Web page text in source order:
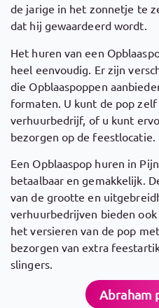
de jarige in het zonnetje te
dat hij gewaardeerd wordt.
Het huren van een
heel eenvoudig. Er zijn
die Opblaaspoppen
formaten. U kunt de pop
verhuurbedrijf, of u kunt
bezorgen op de feestlocatie.
Een Opblaaspop huren in
betaalbaar en gemakkelijk.
van de grootte en
verhuurbedrijven bieden
het versieren van de pop
bezorgen van extra
slingers.
Abraham